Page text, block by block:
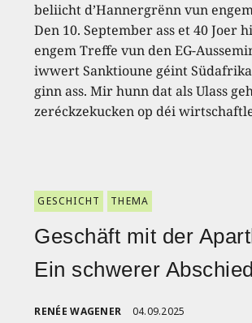
beliicht d’Hannergrënn vun
Den 10. September ass et 40 Joer
engem Treffe vun den EG-
iwwert Sanktioune géint
ginn ass. Mir hunn dat als Ulass
zeréckzekucken op déi
GESCHICHT THEMA
Geschäft mit der
Ein schwerer Abschied
RENÉE WAGENER 04.09.2025